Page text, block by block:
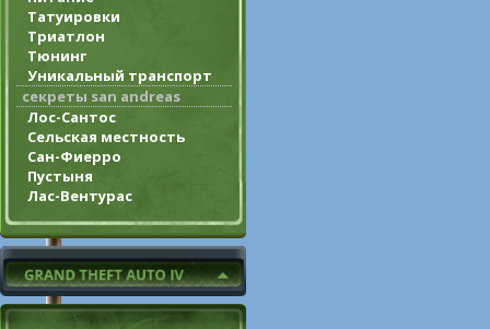
Татуировки
Триатлон
Тюнинг
Уникальный транспорт
секреты san andreas
Лос-Сантос
Сельская местность
Сан-Фиерро
Пустыня
Лас-Вентурас